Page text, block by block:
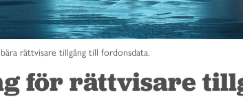
rättvisare tillgång till fordonsdata.
för rättvisare